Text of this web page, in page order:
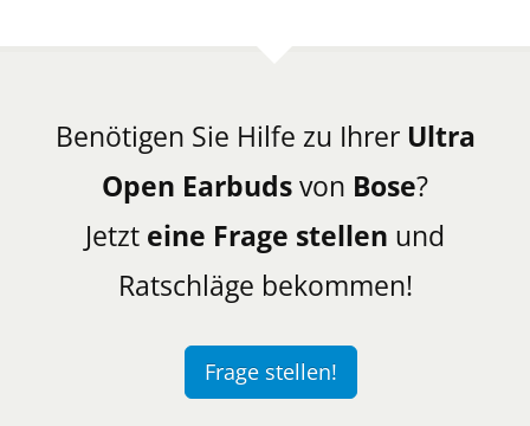
Benötigen Sie Hilfe zu Ihrer Ultra
Open Earbudsvon Bose?
Jetzt eine Frage stellen und
Ratschläge bekommen!
Frage stellen!